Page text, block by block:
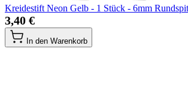
Kreidestift Neon Gelb - 1 Stück - 6mm
3,40 €
In den Warenkorb